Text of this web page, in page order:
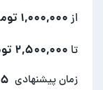
از ۱,۰۰۰,۰۰۰ تومان
تا ۲,۵۰۰,۰۰۰ تومان
زمان پیشنهادی ۵ روز